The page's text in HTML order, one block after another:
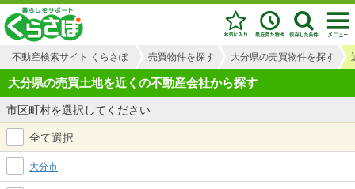
不動産検索サイト くらさぽ 売買物件を探す 大分県の売買物件を探す
大分県の売買土地を近くの不動産会社から探す
市区町村を選択してください
全て選択
大分市